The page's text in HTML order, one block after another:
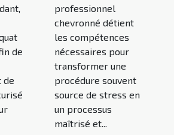
de
de
professionnel
chevronné détient
les compétences
nécessaires pour
transformer une
procédure souvent
source de stress en
un processus
maîtrisé et...